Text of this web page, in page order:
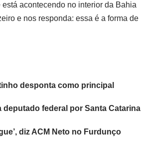
acontecendo no interior da Bahia
e nos responda: essa é a forma de
desponta como principal
federal por Santa Catarina
diz ACM Neto no Furdunço